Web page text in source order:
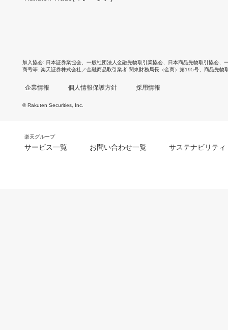
加入協会 日本証券業協会 一般社団法人金融先物取引業協会 日本商品先物取引協会
商号等 楽天証券株式会社／金融商品取引業者 関東財務局長（金商）第195号、商品先物
企業情報 個人情報保護方針 採用情報
© Rakuten Securities, Inc.
楽天グループ
サービス一覧 お問い合わせ一覧 サステナビリティ